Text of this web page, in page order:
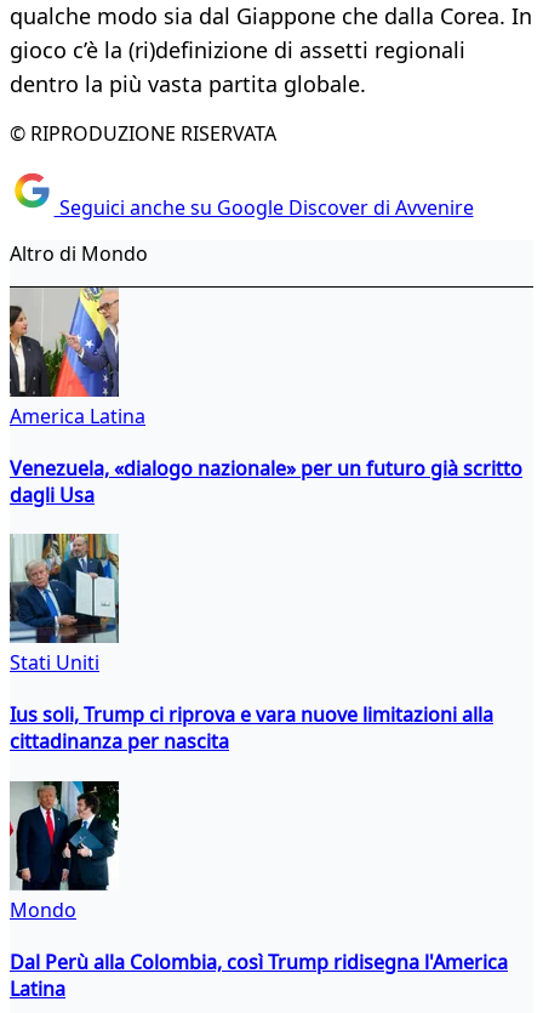
qualche modo sia dal Giappone che dalla Corea. In
gioco c’è la (ri)definizione di assetti regionali
dentro la più vasta partita globale.
© RIPRODUZIONE RISERVATA
Seguici anche su Google Discover di Avvenire
Altro di Mondo
America Latina
Venezuela, «dialogo nazionale» per un futuro già scritto
dagli Usa
Stati Uniti
Ius soli, Trump ci riprova e vara nuove limitazioni alla
cittadinanza per nascita
Mondo
Dal Perù alla Colombia, così Trump ridisegna l'America
Latina